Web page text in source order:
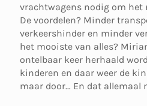
vrachtwagens nodig om het
De voordelen? Minder
verkeershinder en minder
het mooiste van alles?
ontelbaar keer herhaald
kinderen en daar weer de
maar door… En dat allemaal